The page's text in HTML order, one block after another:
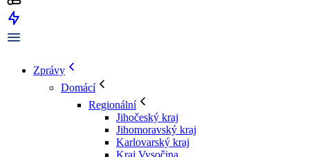
Zprávy
Domácí
Regionální
Jihočeský kraj
Jihomoravský kraj
Karlovarský kraj
Kraj Vysočina